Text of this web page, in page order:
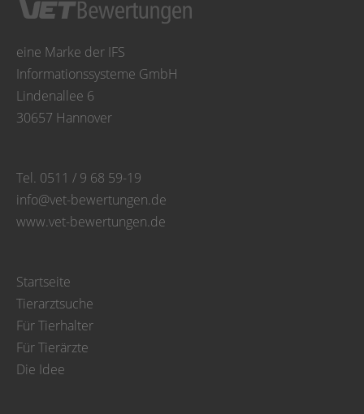
eine Marke der IFS
Informationssysteme GmbH
Lindenallee 6
30657 Hannover
Tel. 0511 / 9 68 59-19
info@vet-bewertungen.de
www.vet-bewertungen.de
Startseite
Tierarztsuche
Für Tierhalter
Für Tierärzte
Die Idee